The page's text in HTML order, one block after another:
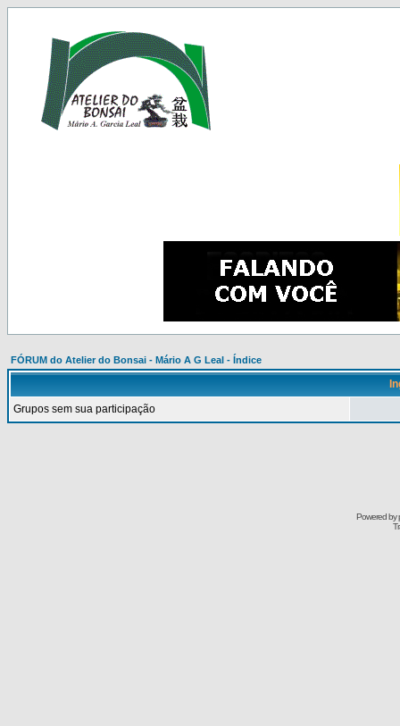
FÓRUM do Atelier do Bonsai - Mário A G Leal - Índice
Grupos sem sua participação
Powered by